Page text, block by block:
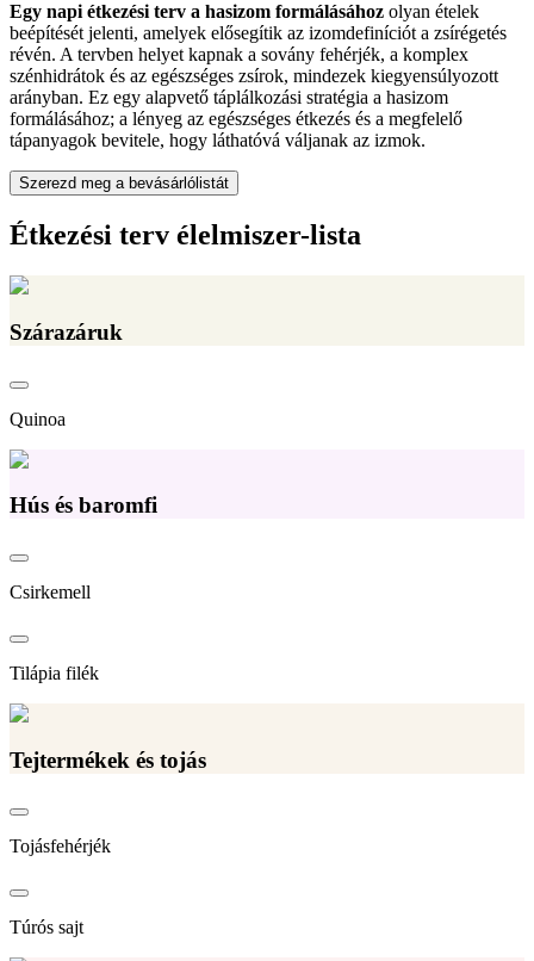
Egy napi étkezési terv a hasizom formálásához olyan ételek
beépítését jelenti, amelyek elősegítik az izomdefiníciót a zsírégetés
révén. A tervben helyet kapnak a sovány fehérjék, a komplex
szénhidrátok és az egészséges zsírok, mindezek kiegyensúlyozott
arányban. Ez egy alapvető táplálkozási stratégia a hasizom
formálásához; a lényeg az egészséges étkezés és a megfelelő
tápanyagok bevitele, hogy láthatóvá váljanak az izmok.
Szerezd meg a bevásárlólistát
Étkezési terv élelmiszer-lista
Szárazáruk
Quinoa
Hús és baromfi
Csirkemell
Tilápia filék
Tejtermékek és tojás
Tojásfehérjék
Túrós sajt